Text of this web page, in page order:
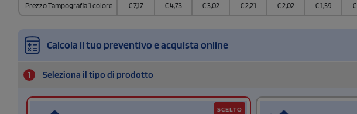
36Prezzo Tampografia 1 colore €7,17 €4,73 €3,02 €2,21 €2,02 €1,59 €
Calcola il tuo preventivo e acquista online
1 Seleziona il tipo di prodotto
SCELTO